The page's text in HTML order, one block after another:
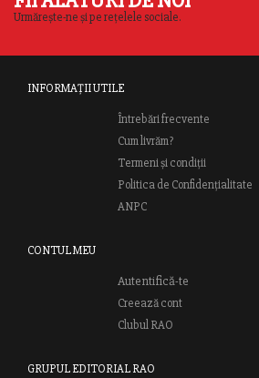
Urmărește-ne și pe rețelele sociale.
INFORMAȚII UTILE
Întrebări frecvente
Cum livrăm?
Termeni și condiții
Politica de Confidențialitate
ANPC
CONTUL MEU
Autentifică-te
Creează cont
Clubul RAO
GRUPUL EDITORIAL RAO